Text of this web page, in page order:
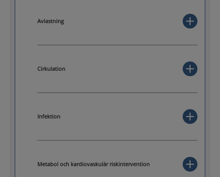
Avlastning
Cirkulation
Infektion
Metabol och kardiovaskulär riskintervention